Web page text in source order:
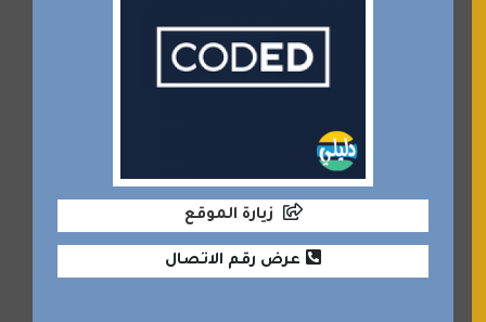
زيارة الموقع
عرض رقم الاتصال